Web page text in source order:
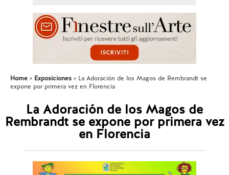
Home Exposiciones
La Adoración de los Magos de Rembrandt se
expone por primera vez en Florencia
La Adoración de los Magos de
Rembrandt se expone por primera vez
en Florencia